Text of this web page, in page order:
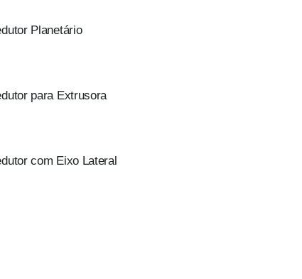
Planetário
para Extrusora
com Eixo Lateral